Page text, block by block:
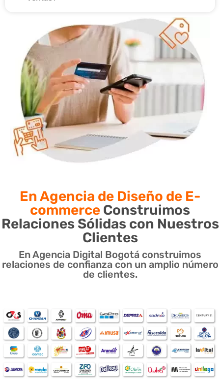
En Agencia de Diseño de E-
commerce Construimos
Relaciones Sólidas con Nuestros
Clientes
En Agencia Digital Bogotá construimos
relaciones de confianza con un amplio número
de clientes.